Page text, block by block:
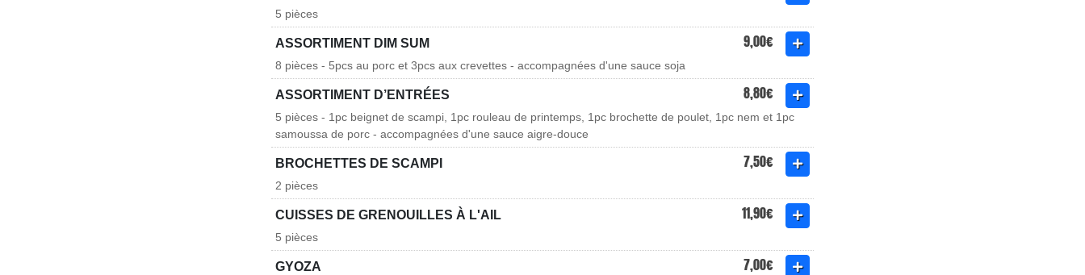
5 pièces
ASSORTIMENT DIM SUM 9,00€
8 pièces - 5pcs au porc et 3pcs aux crevettes - accompagnées d'une sauce soja
ASSORTIMENT D’ENTRÉES 8,80€
5 pièces - 1pc beignet de scampi, 1pc rouleau de printemps, 1pc brochette de poulet, 1pc nem et 1pc
samoussa de porc - accompagnées d'une sauce aigre-douce
BROCHETTES DE SCAMPI 7,50€
2 pièces
CUISSES DE GRENOUILLES À L'AIL 11,90€
5 pièces
GYOZA 7,00€